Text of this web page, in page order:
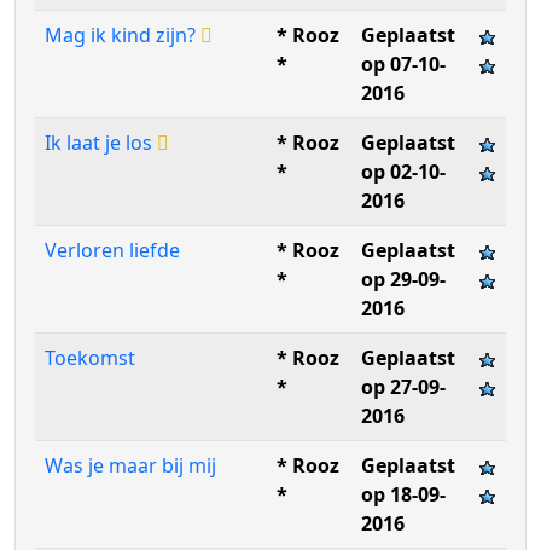
Mag ik kind zijn?
* Rooz
*
Geplaatst
op 07-10-
2016
Ik laat je los
* Rooz
*
Geplaatst
op 02-10-
2016
Verloren liefde
* Rooz
*
Geplaatst
op 29-09-
2016
Toekomst
* Rooz
*
Geplaatst
op 27-09-
2016
Was je maar bij mij
* Rooz
*
Geplaatst
op 18-09-
2016